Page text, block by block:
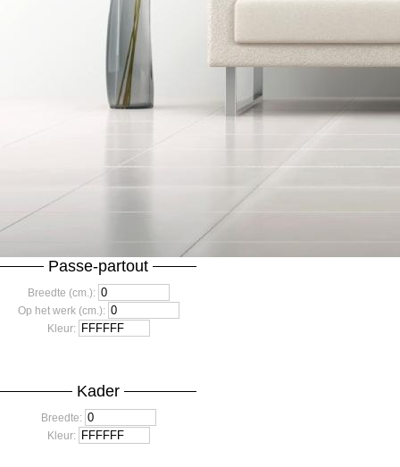
Passe-partout
Breedte (cm.):
Op het werk (cm.):
Kleur:
Kader
Breedte:
Kleur: